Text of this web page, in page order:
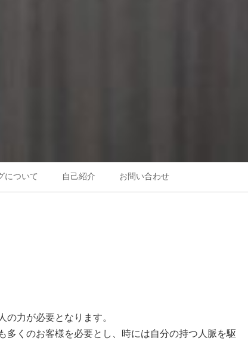
について 自己紹介 お問い合わせ
の力が必要となります。
多くのお客様を必要とし、時には自分の持つ人脈を駆